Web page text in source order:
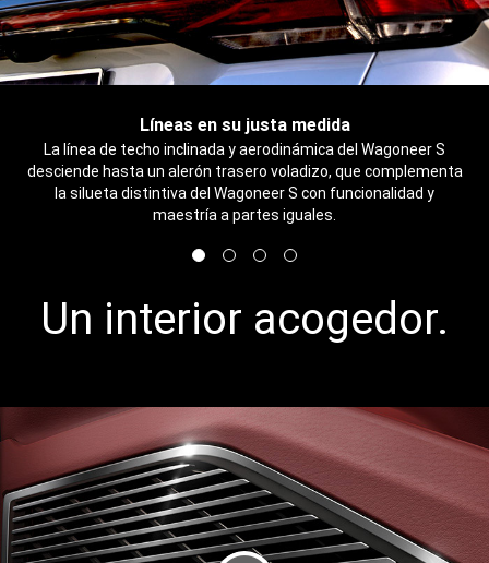
Líneas en su justa medida
La línea de techo inclinada y aerodinámica del Wagoneer S
desciende hasta un alerón trasero voladizo, que complementa
la silueta distintiva del Wagoneer S con funcionalidad y
maestría a partes iguales.
Mostrar
de
Mostrar
4
Mostrar
4
Mostrar
4
Un interior acogedor.